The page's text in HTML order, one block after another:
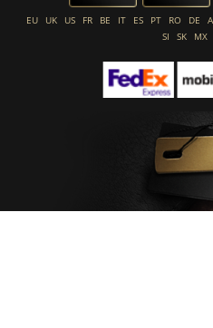
EU UK US FR BE IT ES PT RO DE
SI
SK MX